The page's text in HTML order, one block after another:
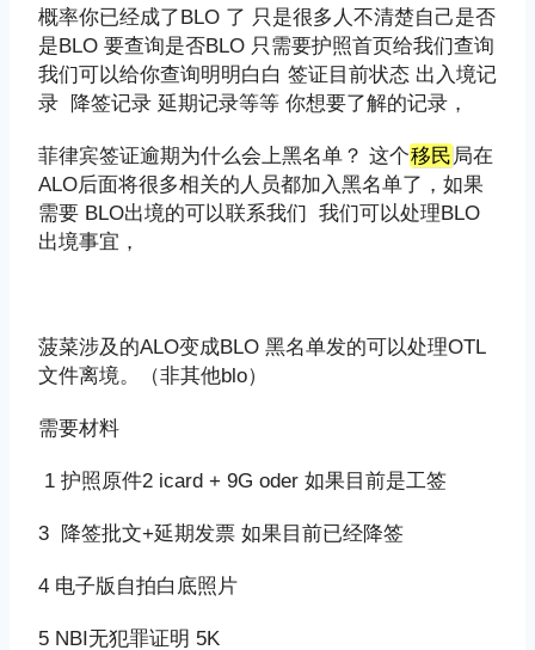
概率你已经成了BLO 了 只是很多人不清楚自己是否
是BLO 要查询是否BLO 只需要护照首页给我们查询
我们可以给你查询明明白白 签证目前状态 出入境记
录 降签记录 延期记录等等 你想要了解的记录，
菲律宾签证逾期为什么会上黑名单？ 这个移民 局在
ALO后面将很多相关的人员都加入黑名单了，如果
需要 BLO出境的可以联系我们 我们可以处理BLO
出境事宜，
菠菜涉及的ALO变成BLO 黑名单发的可以处理OTL
文件离境。（非其他blo）
需要材料
1 护照原件2 icard + 9G oder 如果目前是工签
3 降签批文+延期发票 如果目前已经降签
4 电子版自拍白底照片
5 NBI无犯罪证明 5K